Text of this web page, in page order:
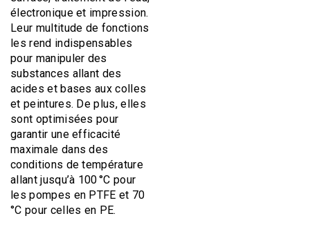
électronique et impression.
Leur multitude de fonctions
les rend indispensables
pour manipuler des
substances allant des
acides et bases aux colles
et peintures. De plus, elles
sont optimisées pour
garantir une efficacité
maximale dans des
conditions de température
allant jusqu’à 100 °C pour
les pompes en PTFE et 70
°C pour celles en PE.